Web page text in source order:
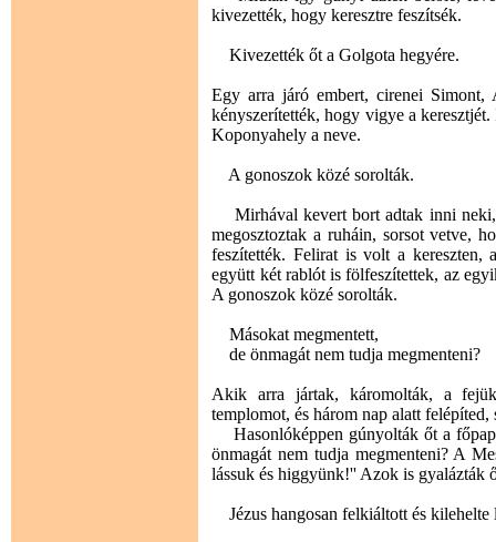
kivezették, hogy keresztre feszítsék.
Kivezették őt a Golgota hegyére.
Egy arra járó embert, cirenei
kényszerítették, hogy vigye a
Koponyahely a neve.
A gonoszok közé sorolták.
Mirhával kevert bort adtak inni neki,
megosztoztak a ruháin, sorsot vetve,
feszítették. Felirat is volt a kereszten,
együtt két rablót is fölfeszítettek, az
A gonoszok közé sorolták.
Másokat megmentett,
de önmagát nem tudja megmenteni?
Akik arra jártak, káromolták, a
templomot, és három nap alatt
Hasonlóképpen gúnyolták őt a
önmagát nem tudja megmenteni? A
lássuk és higgyünk!'' Azok is gyalázták
Jézus hangosan felkiáltott és kilehelte